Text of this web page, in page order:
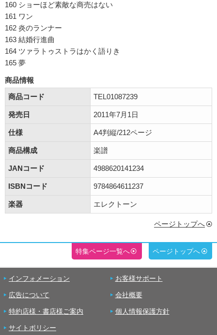
160 ショーほど素敵な商売はない
161 ワン
162 炎のランナー
163 結婚行進曲
164 ツァラトゥストラはかく語りき
165 夢
商品情報
商品コード
TEL01087239
発売日 2011年7月1日
仕様 A4判縦/212ページ
商品構成 楽譜
JANコード 4988620141234
ISBNコード 9784864611237
楽器 エレクトーン
ページトップへ
特集ページ一覧へ ページトップへ
インフォメーション お客様サポート
広告について 会社概要
特約店様・書店様ご案内 個人情報保護方針
サイトポリシー